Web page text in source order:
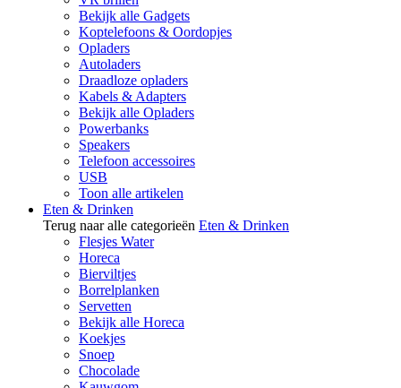
Bekijk alle Gadgets
Koptelefoons & Oordopjes
Opladers
Autoladers
Draadloze opladers
Kabels & Adapters
Bekijk alle Opladers
Powerbanks
Speakers
Telefoon accessoires
USB
Toon alle artikelen
Eten & Drinken
Terug naar alle categorieën Eten & Drinken
Flesjes Water
Horeca
Bierviltjes
Borrelplanken
Servetten
Bekijk alle Horeca
Koekjes
Snoep
Chocolade